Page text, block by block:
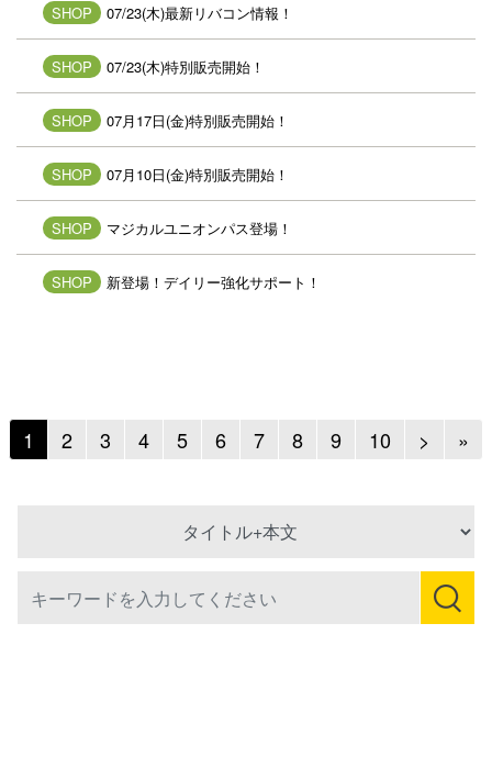
SHOP 07/23(木)最新リバコン情報！
SHOP 07/23(木)特別販売開始！
SHOP 07月17日(金)特別販売開始！
SHOP 07月10日(金)特別販売開始！
SHOP マジカルユニオンパス登場！
SHOP 新登場！デイリー強化サポート！
1 2 3 4 5 6 7 8 9 10 > Next
»